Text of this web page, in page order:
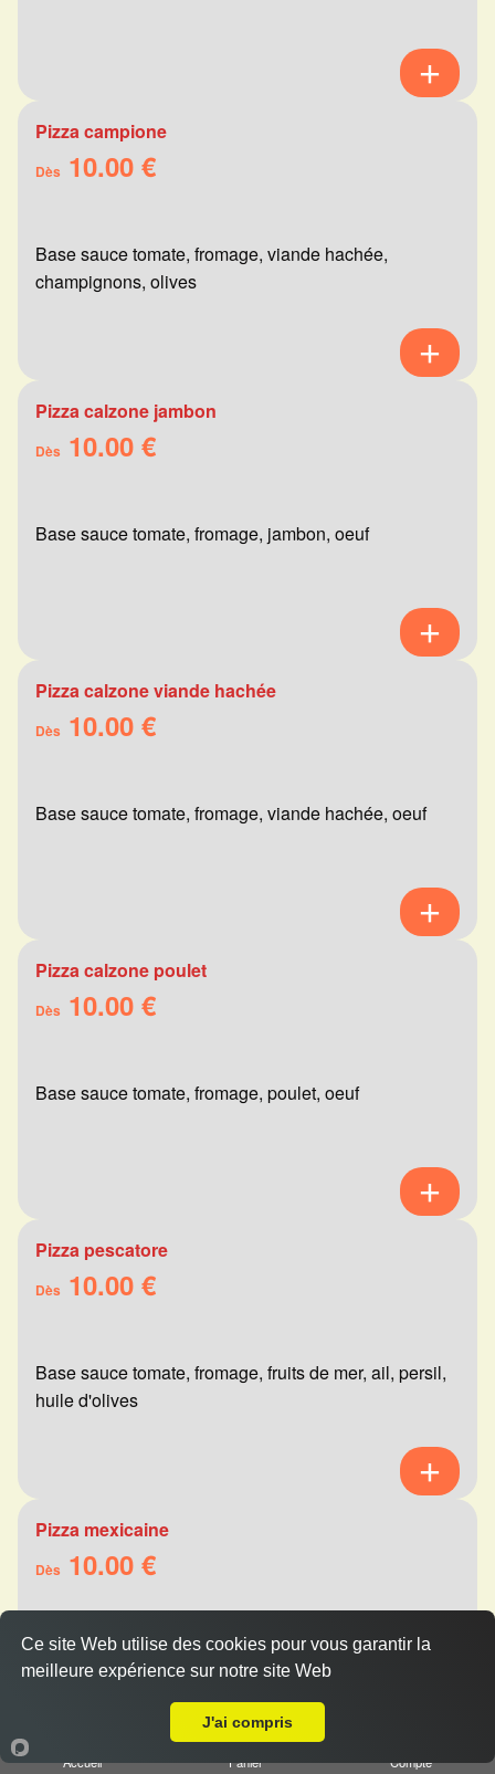
Pizza campione
Dès 10.00 €
Base sauce tomate, fromage, viande hachée,
champignons, olives
Pizza calzone jambon
Dès 10.00 €
Base sauce tomate, fromage, jambon, oeuf
Pizza calzone viande hachée
Dès 10.00 €
Base sauce tomate, fromage, viande hachée, oeuf
Pizza calzone poulet
Dès 10.00 €
Base sauce tomate, fromage, poulet, oeuf
Pizza pescatore
Dès 10.00 €
Base sauce tomate, fromage, fruits de mer, ail, persil,
huile d'olives
Pizza mexicaine
Dès 10.00 €
Base sauce tomate, fromage, viande hachée,
merguez, champignons, poivrons
Accueil Panier Compte
Ce site Web utilise des cookies pour vous garantir la
meilleure expérience sur notre site Web
J'ai compris